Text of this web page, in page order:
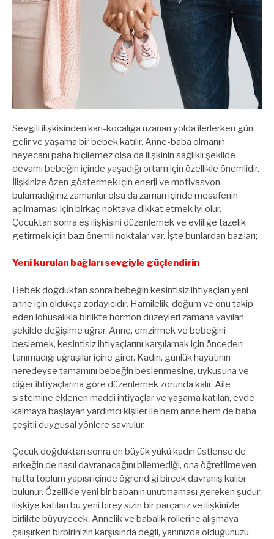
Sevgili ilişkisinden karı-kocalığa uzanan yolda ilerlerken gün
gelir ve yaşama bir bebek katılır. Anne-baba olmanın
heyecanı paha biçilemez olsa da ilişkinin sağlıklı şekilde
devamı bebeğin içinde yaşadığı ortam için özellikle önemlidir.
İlişkinize özen göstermek için enerji ve motivasyon
bulamadığınız zamanlar olsa da zaman içinde mesafenin
açılmaması için birkaç noktaya dikkat etmek iyi olur.
Çocuktan sonra eş ilişkisini düzenlemek ve evliliğe tazelik
getirmek için bazı önemli noktalar var. İşte bunlardan bazıları;
Yeni kurulan bağları sevgiyle güçlendirin
Bebek doğduktan sonra bebeğin kesintisiz ihtiyaçları yeni
anne için oldukça zorlayıcıdır. Hamilelik, doğum ve onu takip
eden lohusalıkla birlikte hormon düzeyleri zamana yayılan
şekilde değişime uğrar. Anne, emzirmek ve bebeğini
beslemek, kesintisiz ihtiyaçlarını karşılamak için önceden
tanımadığı uğraşılar içine girer. Kadın, günlük hayatının
neredeyse tamamını bebeğin beslenmesine, uykusuna ve
diğer ihtiyaçlarına göre düzenlemek zorunda kalır. Aile
sistemine eklenen maddi ihtiyaçlar ve yaşama katılan, evde
kalmaya başlayan yardımcı kişiler ile hem anne hem de baba
çeşitli duygusal yönlere savrulur.
Çocuk doğduktan sonra en büyük yükü kadın üstlense de
erkeğin de nasıl davranacağını bilemediği, ona öğretilmeyen,
hatta toplum yapısı içinde öğrendiği birçok davranış kalıbı
bulunur. Özellikle yeni bir babanın unutmaması gereken şudur;
ilişkiye katılan bu yeni birey sizin bir parçanız ve ilişkinizle
birlikte büyüyecek. Annelik ve babalık rollerine alışmaya
çalışırken birbirinizin karşısında değil, yanınızda olduğunuzu